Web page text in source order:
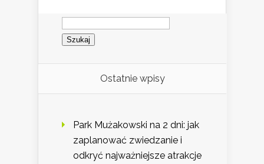
Szukaj:
Ostatnie wpisy
Park Mużakowski na 2 dni: jak
zaplanować zwiedzanie i
odkryć najważniejsze atrakcje